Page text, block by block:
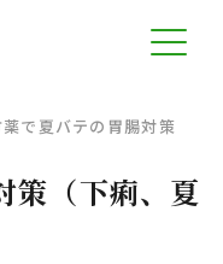
薬で夏バテの胃腸対策
策（下痢、夏